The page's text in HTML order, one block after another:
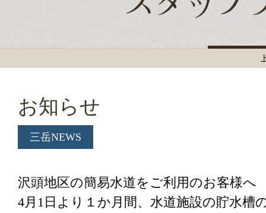
お知らせ
三岳NEWS
沢頭地区の簡易水道をご利用のお客様へ
4月1日より１か月間、水道施設の貯水槽